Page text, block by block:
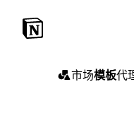
市场模板代